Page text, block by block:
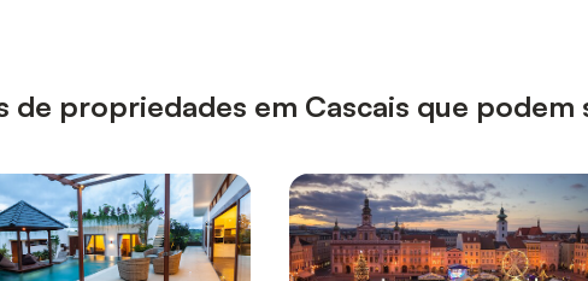
de propriedades em Cascais que podem